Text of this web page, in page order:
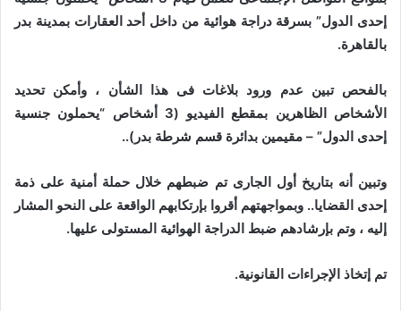
إحدى الدول” بسرقة دراجة هوائية من داخل أحد العقارات بمدينة بدر
بالقاهرة.
بالفحص تبين عدم ورود بلاغات فى هذا الشأن ، وأمكن تحديد
الأشخاص الظاهرين بمقطع الفيديو (3 أشخاص “يحملون جنسية
إحدى الدول” – مقيمين بدائرة قسم شرطة بدر)..
وتبين أنه بتاريخ أول الجارى تم ضبطهم خلال حملة أمنية على ذمة
إحدى القضايا.. وبمواجهتهم أقروا بإرتكابهم الواقعة على النحو المشار
إليه ، وتم بإرشادهم ضبط الدراجة الهوائية المستولى عليها.
تم إتخاذ الإجراءات القانونية.